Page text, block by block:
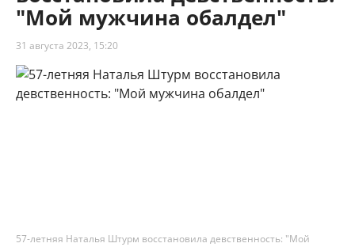
"Мой мужчина обалдел"
31 августа 2023, 15:20
57-летняя Наталья Штурм восстановила девственность: "Мой